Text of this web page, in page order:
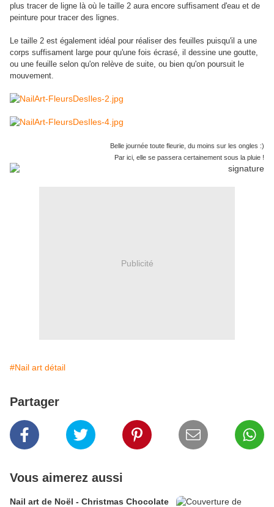
plus tracer de ligne là où le taille 2 aura encore suffisament d'eau et de
peinture pour tracer des lignes.
Le taille 2 est également idéal pour réaliser des feuilles puisqu'il a une
corps suffisament large pour qu'une fois écrasé, il dessine une goutte,
ou une feuille selon qu'on relève de suite, ou bien qu'on poursuit le
mouvement.
Belle journée toute fleurie, du moins sur les ongles :)
Par ici, elle se passera certainement sous la pluie !
Publicité
#Nail art détail
Partager
Vous aimerez aussi
Nail art de Noël - Christmas Chocolate